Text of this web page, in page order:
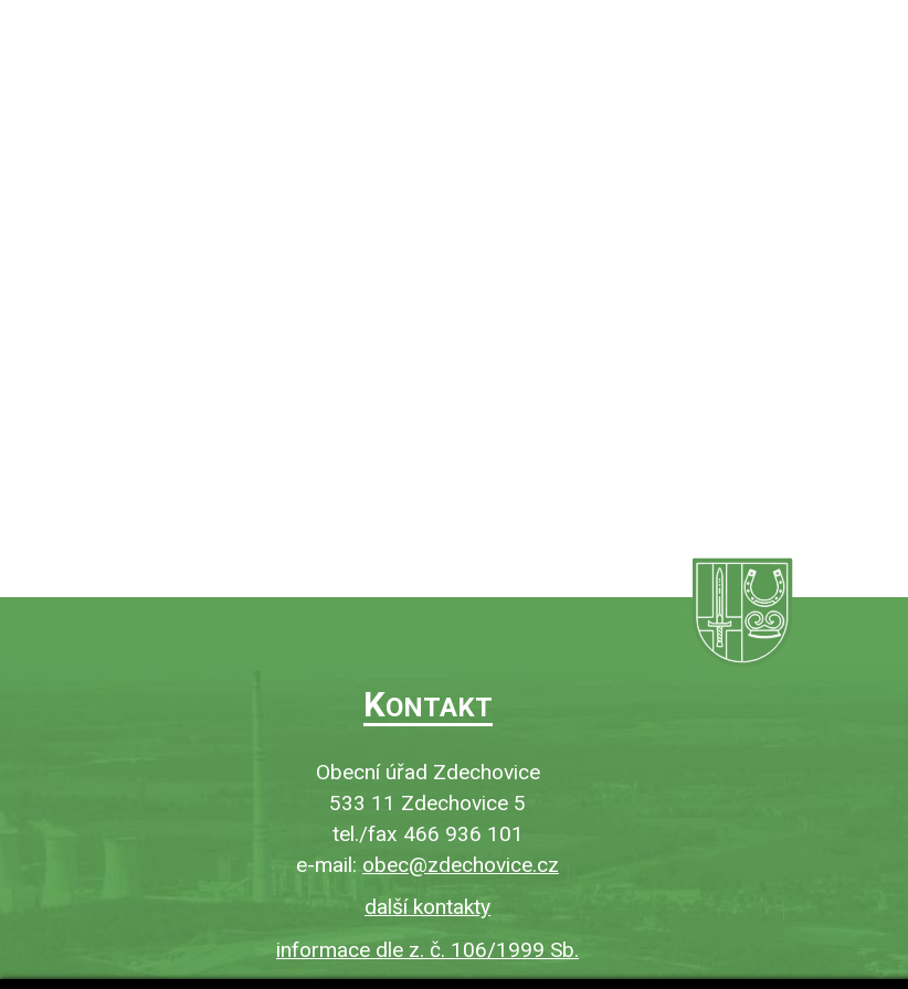
KONTAKT
Obecní úřad Zdechovice
533 11 Zdechovice 5
tel./fax 466 936 101
e-mail: obec@zdechovice.cz
další kontakty
informace dle z. č. 106/1999 Sb.